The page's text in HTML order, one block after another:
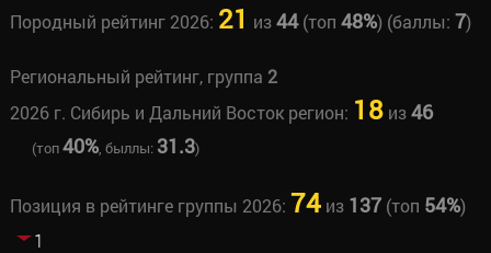
Породный рейтинг 2026: 21 из44(топ 48%) (баллы: 7)
Региональный рейтинг, группа 2
2026 г. Сибирь и Дальний Восток регион: 18из46
(топ40%, быллы: 31.3)
Позиция в рейтинге группы 2026: 74из 137(топ 54%)
1